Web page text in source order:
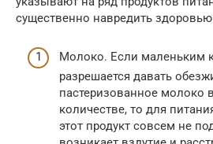
существенно навредить здоровью
Молоко. Если маленьким
разрешается давать
пастеризованное молоко
количестве, то для
этот продукт совсем не